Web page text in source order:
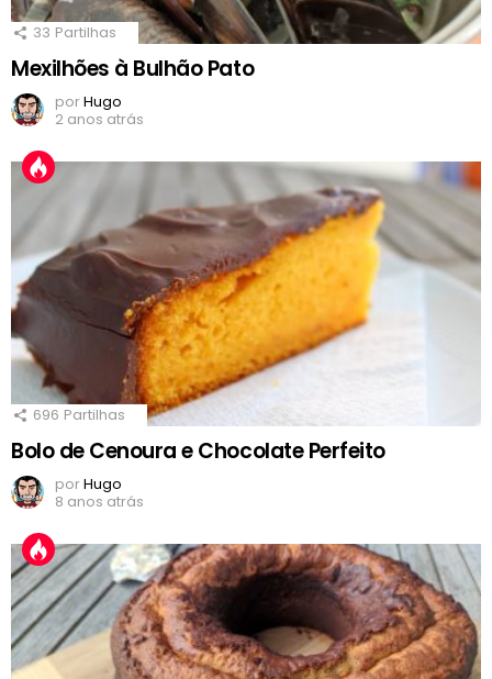
33 Partilhas
Mexilhões à Bulhão Pato
porHugo
2 anos atrás
696 Partilhas
Bolo de Cenoura e Chocolate Perfeito
porHugo
8 anos atrás